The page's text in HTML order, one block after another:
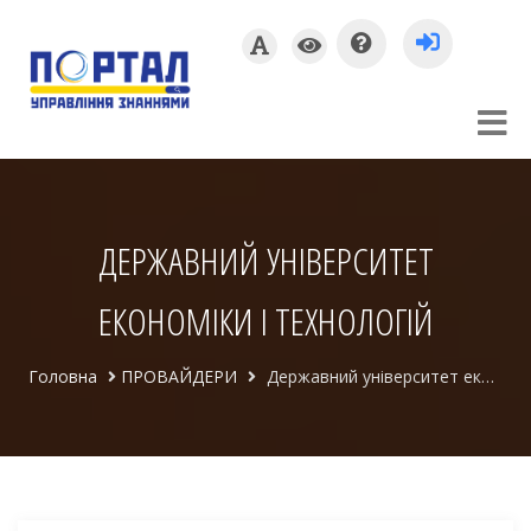
ДЕРЖАВНИЙ УНІВЕРСИТЕТ
ЕКОНОМІКИ І ТЕХНОЛОГІЙ
Головна ПРОВАЙДЕРИ Державний університет економіки і технологій